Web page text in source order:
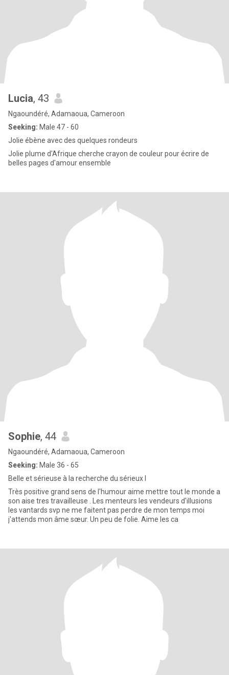
Lucia, 43
Ngaoundéré, Adamaoua, Cameroon
Seeking: Male 47 - 60
Jolie ébène avec des quelques rondeurs
Jolie plume d'Afrique cherche crayon de couleur pour écrire de
belles pages d'amour ensemble
Sophie, 44
Ngaoundéré, Adamaoua, Cameroon
Seeking: Male 36 - 65
Belle et sérieuse à la recherche du sérieux l
Très positive grand sens de l'humour aime mettre tout le monde a
son aise tres travailleuse . Les menteurs les vendeurs d'illusions
les vantards svp ne me faitent pas perdre de mon temps moi
j'attends mon âme sœur. Un peu de folie. Aime les ca